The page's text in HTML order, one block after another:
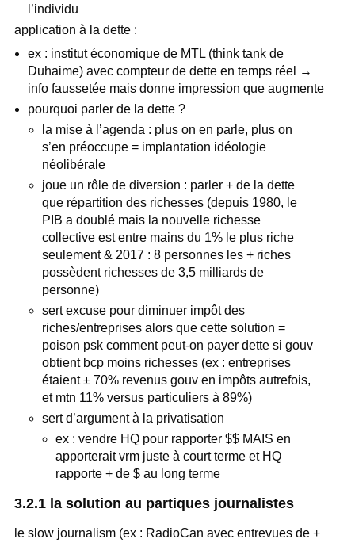
l’individu
application à la dette :
ex : institut économique de MTL (think tank de
Duhaime) avec compteur de dette en temps réel →
info faussetée mais donne impression que augmente
pourquoi parler de la dette ?
la mise à l’agenda : plus on en parle, plus on
s’en préoccupe = implantation idéologie
néolibérale
joue un rôle de diversion : parler + de la dette
que répartition des richesses (depuis 1980, le
PIB a doublé mais la nouvelle richesse
collective est entre mains du 1% le plus riche
seulement & 2017 : 8 personnes les + riches
possèdent richesses de 3,5 milliards de
personne)
sert excuse pour diminuer impôt des
riches/entreprises alors que cette solution =
poison psk comment peut-on payer dette si gouv
obtient bcp moins richesses (ex : entreprises
étaient ± 70% revenus gouv en impôts autrefois,
et mtn 11% versus particuliers à 89%)
sert d’argument à la privatisation
ex : vendre HQ pour rapporter $$ MAIS en
apporterait vrm juste à court terme et HQ
rapporte + de $ au long terme
3.2.1 la solution au partiques journalistes
le slow journalism (ex : RadioCan avec entrevues de +